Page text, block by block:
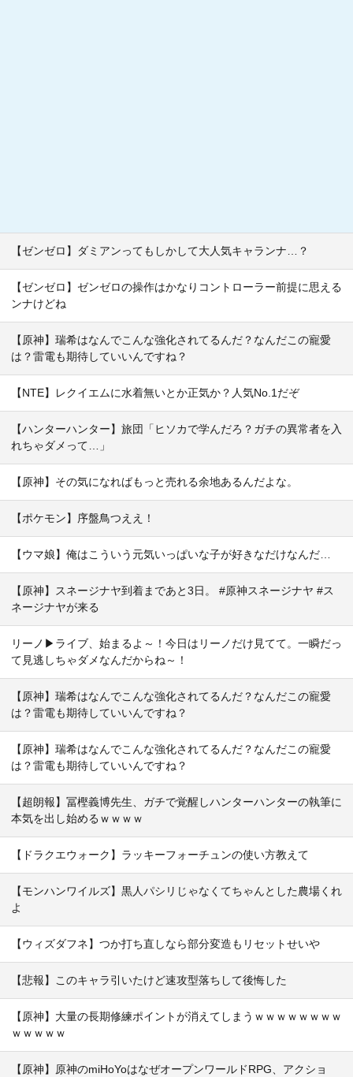
【ゼンゼロ】ダミアンってもしかして大人気キャランナ…？
【ゼンゼロ】ゼンゼロの操作はかなりコントローラー前提に思える
ンナけどね
【原神】瑞希はなんでこんな強化されてるんだ？なんだこの寵愛
は？雷電も期待していいんですね？
【NTE】レクイエムに水着無いとか正気か？人気No.1だぞ
【ハンターハンター】旅団「ヒソカで学んだろ？ガチの異常者を入
れちゃダメって…」
【原神】その気になればもっと売れる余地あるんだよな。
【ポケモン】序盤鳥つええ！
【ウマ娘】俺はこういう元気いっぱいな子が好きなだけなんだ…
【原神】スネージナヤ到着まであと3日。 #原神スネージナヤ #ス
ネージナヤが来る
リーノ▶ライブ、始まるよ～！今日はリーノだけ見てて。一瞬だっ
て見逃しちゃダメなんだからね～！
【原神】瑞希はなんでこんな強化されてるんだ？なんだこの寵愛
は？雷電も期待していいんですね？
【原神】瑞希はなんでこんな強化されてるんだ？なんだこの寵愛
は？雷電も期待していいんですね？
【超朗報】冨樫義博先生、ガチで覚醒しハンターハンターの執筆に
本気を出し始めるｗｗｗｗ
【ドラクエウォーク】ラッキーフォーチュンの使い方教えて
【モンハンワイルズ】黒人パシリじゃなくてちゃんとした農場くれ
よ
【ウィズダフネ】つか打ち直しなら部分変造もリセットせいや
【悲報】このキャラ引いたけど速攻型落ちして後悔した
【原神】大量の長期修練ポイントが消えてしまうｗｗｗｗｗｗｗｗ
ｗｗｗｗｗ
【原神】原神のmiHoYoはなぜオープンワールドRPG、アクショ